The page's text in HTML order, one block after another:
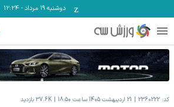
دوشنبه ۱۹ مرداد -
12:24
کد: 2360222 21 اردیبهشت 1405 ساعت 18:50 37.6K بازدید